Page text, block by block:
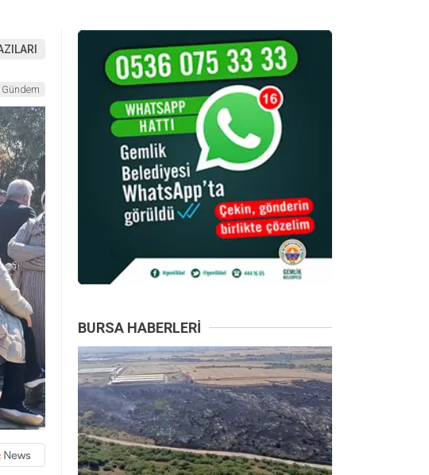
Gündem
BURSA HABERLERI